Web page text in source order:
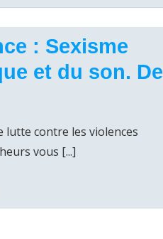
: Sexisme
et du son. De
lutte contre les violences
vous [...]